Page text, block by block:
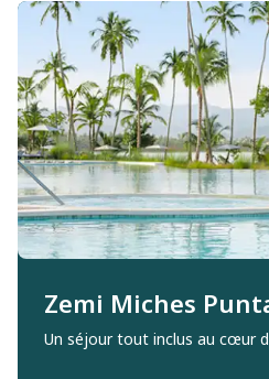
Zemi Miches
Un séjour tout inclus au cœur